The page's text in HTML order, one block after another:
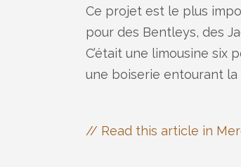
Ce projet est le plus
pour des Bentleys, des
C’était une limousine six
une boiserie entourant
// Read this article in